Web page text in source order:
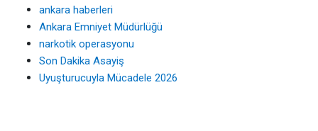
ankara haberleri
Ankara Emniyet Müdürlüğü
narkotik operasyonu
Son Dakika Asayiş
Uyuşturucuyla Mücadele 2026